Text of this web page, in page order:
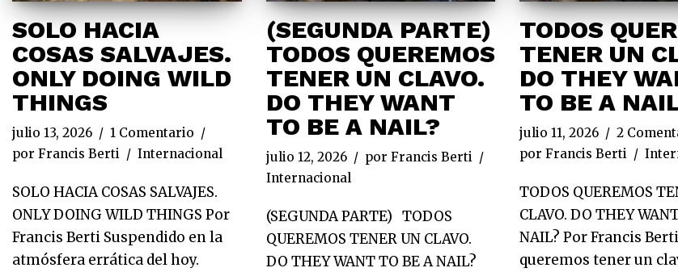
SOLO HACIA
COSAS SALVAJES.
ONLY DOING WILD
THINGS
julio 13, 2026
1 Comentario
por Francis Berti Internacional
SOLO HACIA COSAS SALVAJES.
ONLY DOING WILD THINGS Por
Francis Berti Suspendido en la
atmósfera errática del hoy.
(SEGUNDA PARTE)
TODOS QUEREMOS
TENER UN CLAVO.
DO THEY WANT
TO BE A NAIL?
julio 12, 2026 por Francis Berti
Internacional
(SEGUNDA PARTE) TODOS
QUEREMOS TENER UN CLAVO.
DO THEY WANT TO BE A NAIL?
TODOS
TENER UN
DO THEY
TO BE A
julio 11, 2026
2
porFrancis Berti
TODOS QUEREMOS
CLAVO. DO THEY
NAIL? Por Francis
queremos tener un